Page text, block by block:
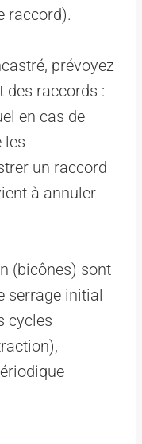
raccord).
prévoyez
des raccords :
en cas de
les
un raccord
à annuler
(bicônes) sont
serrage initial
cycles